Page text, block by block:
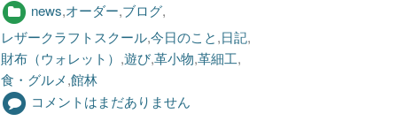
news,オーダー,ブログ,
レザークラフトスクール,今日のこと,日記,
財布（ウォレット） ,遊び,革小物,革細工,
食・グルメ,館林
コメントはまだありません